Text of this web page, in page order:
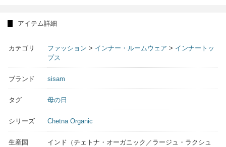
アイテム詳細
カテゴリ ファッション > インナー・ルームウェア > インナートッ
プス
ブランド sisam
タグ 母の日
シリーズ Chetna Organic
生産国
インド（チェトナ・オーガニック／ラージュ・ラクシュ